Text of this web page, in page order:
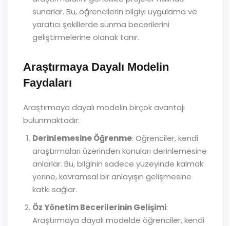
sunarlar. Bu, öğrencilerin bilgiyi uygulama ve
yaratıcı şekillerde sunma becerilerini
geliştirmelerine olanak tanır.
Araştırmaya Dayalı Modelin
Faydaları
Araştırmaya dayalı modelin birçok avantajı
bulunmaktadır:
Derinlemesine Öğrenme: Öğrenciler, kendi
araştırmaları üzerinden konuları derinlemesine
anlarlar. Bu, bilginin sadece yüzeyinde kalmak
yerine, kavramsal bir anlayışın gelişmesine
katkı sağlar.
Öz Yönetim Becerilerinin Gelişimi:
Araştırmaya dayalı modelde öğrenciler, kendi